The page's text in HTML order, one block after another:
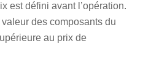
est défini avant l’opération.
des composants du
au prix de